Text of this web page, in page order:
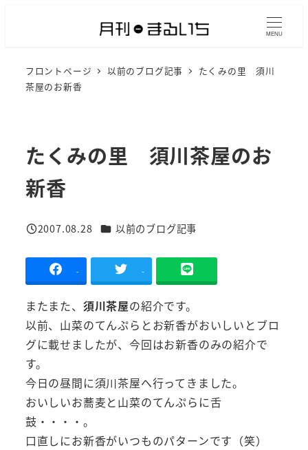
MENU
フロントページ 以前のブログ記事
たくみの里 須川
茶屋のお新香
たくみの里 須川茶屋のお
新香
投稿日
2007.08.28 カテゴリー
以前のブログ記事
- -
またまた、 須川茶屋の紹介です。
以前、山菜のてんぷらとお新香がおいしいとブロ
グに載せましたが、今回はお新香のみの紹介で
す。
今日の昼間に須川茶屋へ行ってきました。
おいしいお蕎麦と山菜のてんぷらに舌
鼓・・・・。
口直しにお新香がいつものパターンです（笑）